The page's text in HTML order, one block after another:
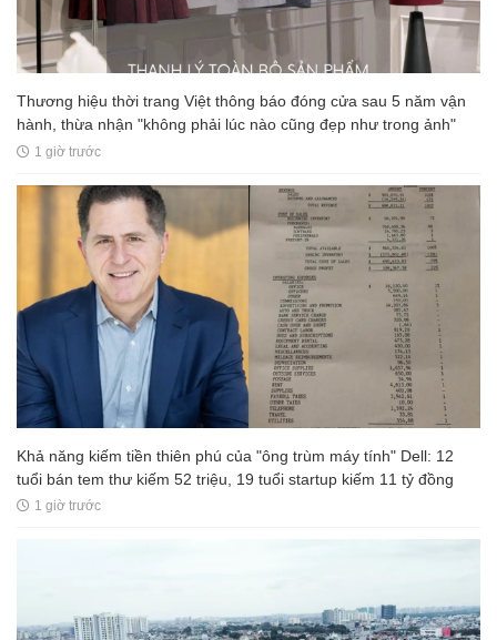
Thương hiệu thời trang Việt thông báo đóng cửa sau 5 năm vận
hành, thừa nhận "không phải lúc nào cũng đẹp như trong ảnh"
1 giờ trước
Khả năng kiếm tiền thiên phú của "ông trùm máy tính" Dell: 12
tuổi bán tem thư kiếm 52 triệu, 19 tuổi startup kiếm 11 tỷ đồng
1 giờ trước